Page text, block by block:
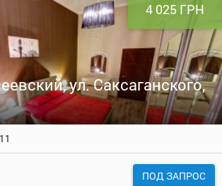
4 025 ГРН
ул. Саксаганского,
ПОД ЗАПРОС